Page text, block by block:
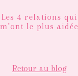
Les 4 relations qui
m’ont le plus aidée
Retour au blog